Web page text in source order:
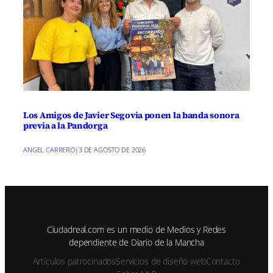
Los Amigos de Javier Segovia ponen la banda sonora
previa a la Pandorga
ANGEL CARRERO|3 DE AGOSTO DE 2026
Ciudadreal.com es un medio de Medios y Redes
dependiente de Diario de la Mancha
Artículos patrocinadosServicios de diseño webContacto